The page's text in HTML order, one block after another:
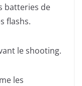
batteries de
flashs.
le shooting.
les